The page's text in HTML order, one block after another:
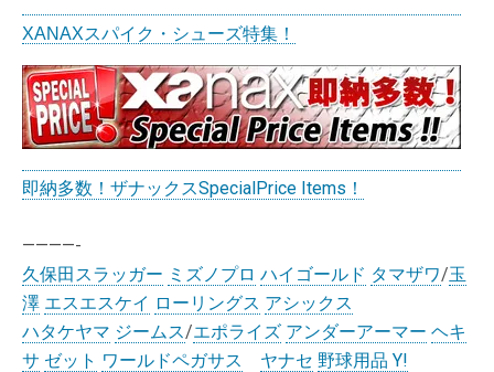
XANAXスパイク・シューズ特集！
即納多数！ザナックスSpecialPrice Items！
————-
久保田スラッガー ミズノプロ ハイゴールド タマザワ/玉
澤 エスエスケイ ローリングス アシックス
ハタケヤマ ジームス/エポライズ アンダーアーマー ヘキ
サ ゼット ワールドペガサス ヤナセ 野球用品 Y!